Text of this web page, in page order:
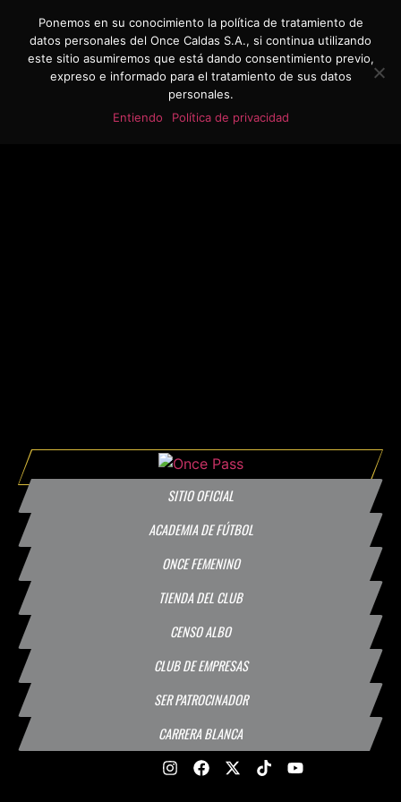
REGÍSTRATE
SITIO OFICIAL
ACADEMIA DE FÚTBOL
ONCE FEMENINO
TIENDA DEL CLUB
CENSO ALBO
CLUB DE EMPRESAS
SER PATROCINADOR
CARRERA BLANCA
Ponemos en su conocimiento la política de tratamiento de
datos personales del Once Caldas S.A., si continua utilizando
este sitio asumiremos que está dando consentimiento previo,
expreso e informado para el tratamiento de sus datos
personales.
Entiendo
Política de privacidad